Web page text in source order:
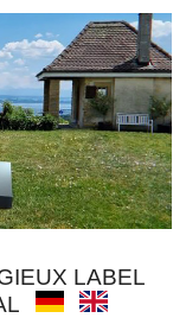
LABEL